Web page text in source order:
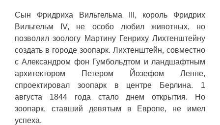
Сын Фридриха Вильгельма III, король Фридрих
Вильгельм IV, не особо любил животных, но
позволил зоологу Мартину Генриху Лихтенштейну
создать в городе зоопарк. Лихтенштейн, совместно
с Александром фон Гумбольдтом и ландшафтным
архитектором Петером Йозефом Ленне,
спроектировал зоопарк в центре Берлина. 1
августа 1844 года стало днем открытия. Но
зоопарк, ставший девятым в Европе, не имел
успеха.